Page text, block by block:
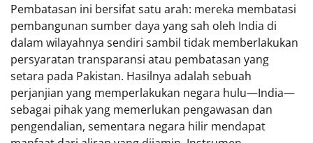
Pembatasan ini bersifat satu arah: mereka membatasi
pembangunan sumber daya yang sah oleh India di
dalam wilayahnya sendiri sambil tidak memberlakukan
persyaratan transparansi atau pembatasan yang
setara pada Pakistan. Hasilnya adalah sebuah
perjanjian yang memperlakukan negara hulu—India—
sebagai pihak yang memerlukan pengawasan dan
pengendalian, sementara negara hilir mendapat